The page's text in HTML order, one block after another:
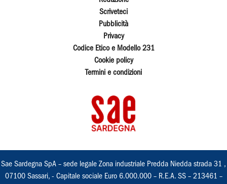
Scriveteci
Pubblicità
Privacy
Codice Etico e Modello 231
Cookie policy
Termini e condizioni
Sae Sardegna SpA – sede legale Zona industriale Predda Niedda strada 31 ,
07100 Sassari, - Capitale sociale Euro 6.000.000 – R.E.A. SS – 213461 –